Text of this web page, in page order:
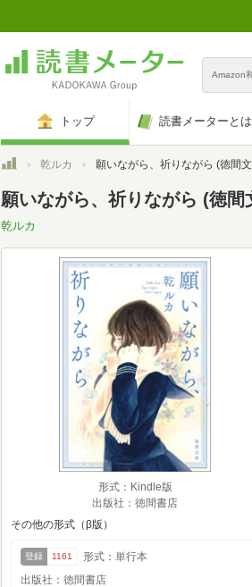
Amazon
トップ 読書メーターとは
トップ乾ルカ 願いながら、祈りながら (徳間
願いながら、祈りながら (徳
乾ルカ
形式：Kindle版
出版社：徳間書店
その他の形式（β版）
登録 1161
形式：単行本
出版社：徳間書店